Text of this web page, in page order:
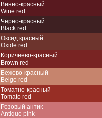
Винно-красный
Wine red
Чёрно-красный
Black red
Оксид красный
Oxide red
Коричнево-красный
Brown red
Бежево-красный
Beige red
Томатно-красный
Tomato red
Розовый антик
Antique pink